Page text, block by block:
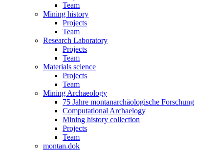
Team
Mining history
Projects
Team
Research Laboratory
Projects
Team
Materials science
Projects
Team
Mining Archaeology
75 Jahre montanarchäologische Forschung
Computational Archaelogy
Mining history collection
Projects
Team
montan.dok